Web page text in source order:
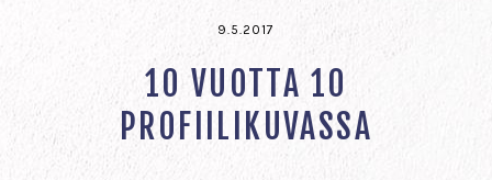
9.5.2017
10 VUOTTA 10
PROFIILIKUVASSA